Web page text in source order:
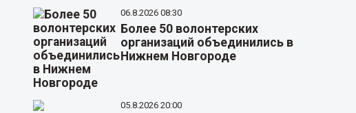
06.8.2026 08:30
Более 50 волонтерских
организаций объединились в
Нижнем Новгороде
05.8.2026 20:00